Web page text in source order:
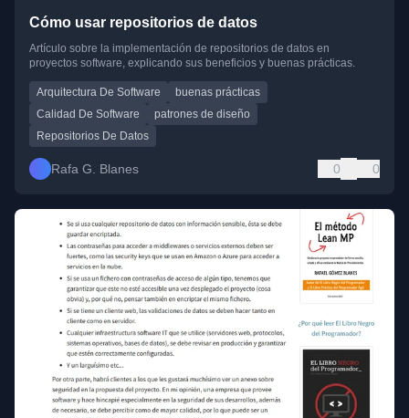
Cómo usar repositorios de datos
Artículo sobre la implementación de repositorios de datos en
proyectos software, explicando sus beneficios y buenas prácticas.
Arquitectura De Software
buenas prácticas
Calidad De Software
patrones de diseño
Repositorios De Datos
Rafa G. Blanes 0 0